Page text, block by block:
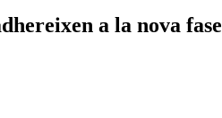
a la nova